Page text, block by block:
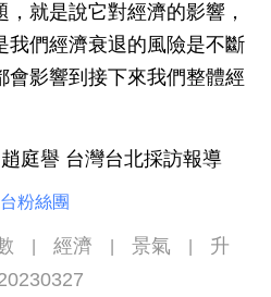
就是說它對經濟的影響，
我們經濟衰退的風險是不斷
會影響到接下來我們整體經
庭譽 台灣台北採訪報導
粉絲團
經濟 景氣
升